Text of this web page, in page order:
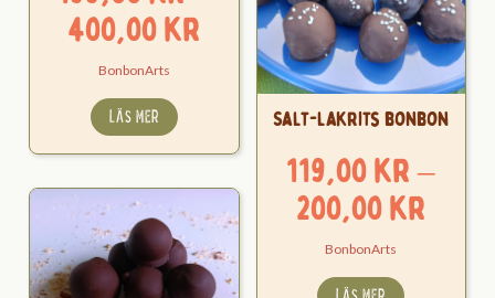
400,00kr Prisintervall:
199,00 kr
400,00 kr
BonbonArts
LÄS MER Salt-lakrits bonbon
119,00kr –
200,00kr
BonbonArts